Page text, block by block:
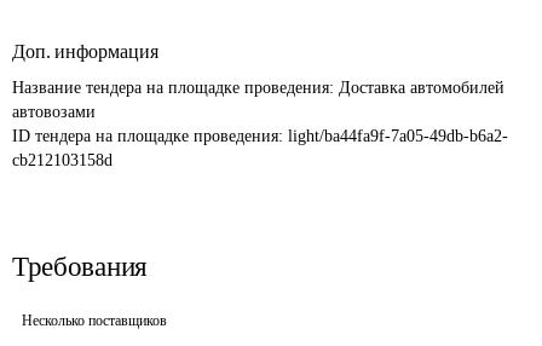
Доп. информация
Название тендера на площадке проведения: Доставка автомобилей
автовозами
ID тендера на площадке проведения: light/ba44fa9f-7a05-49db-b6a2-
cb212103158d
Требования
Несколько поставщиков